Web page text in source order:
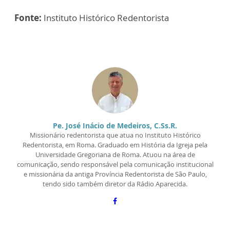
Fonte: Instituto Histórico Redentorista
Pe. José Inácio de Medeiros, C.Ss.R.
Missionário redentorista que atua no Instituto Histórico
Redentorista, em Roma. Graduado em História da Igreja pela
Universidade Gregoriana de Roma. Atuou na área de
comunicação, sendo responsável pela comunicação institucional
e missionária da antiga Província Redentorista de São Paulo,
tendo sido também diretor da Rádio Aparecida.